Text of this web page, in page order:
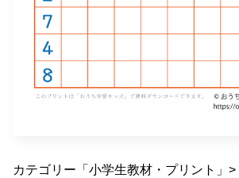
カテゴリー「小学生教材・プリント」>